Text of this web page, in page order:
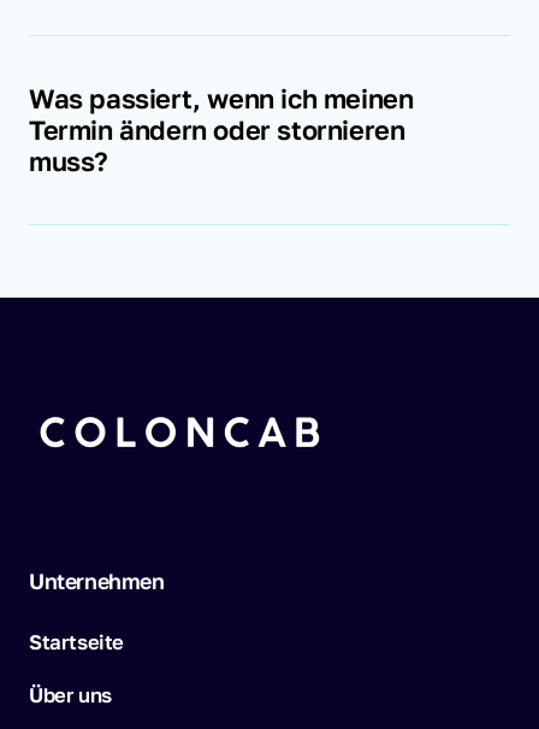
an, je nach Verfügbarkeit. Kontaktieren Sie
Anfrage noch rechtzeitig erfüllen können.
Was passiert, wenn ich meinen
Termin ändern oder stornieren
muss?
können Gebühren anfallen. Bitte
Unternehmen
Startseite
Über uns